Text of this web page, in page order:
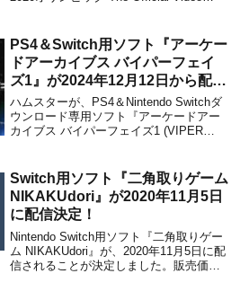
後のアップデート計画も紹介されていま
す。無料アッ...
PS4＆Switch用ソフト『アーケー
ドアーカイブス バイパーフェイ
ズ1』が2024年12月12日から配信
開始！
ハムスターが、PS4＆Nintendo Switchダ
ウンロード専用ソフト『アーケードアー
カイブス バイパーフェイズ1 (VIPER
価格は837円(税込PS4) / 838円(税込
Switch...
Switch用ソフト『二角取りゲーム
NIKAKUdori』が2020年11月5日
に配信決定！
Nintendo Switch用ソフト『二角取りゲー
ム NIKAKUdori』が、2020年11月5日に配
信されることが決定しました。販売価格